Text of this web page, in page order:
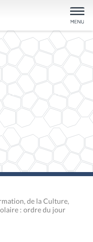
de la Culture,
: ordre du jour